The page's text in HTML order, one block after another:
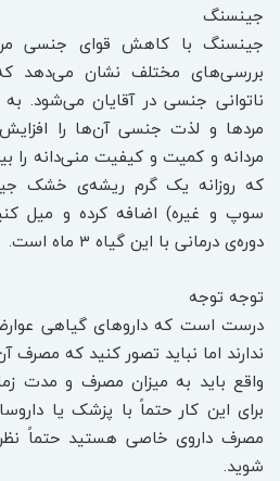
جینسنگ
جینسنگ با کاهش قوای جنسی
بررسی‌های مختلف نشان می‌دهد که
ناتوانی جنسی در آقایان می‌شود.
مردها و لذت جنسی آن‌ها را
مردانه و کمیت و کیفیت منی‌دانه
که روزانه یک گرم ریشه‌ی خشک
سوپ و غیره) اضافه کرده و میل
دوره‌ی درمانی با این گیاه ۳ ماه است.
توجه توجه
درست است که داروهای گیاهی
ندارند اما نباید تصور کنید که مصرف
واقع باید به میزان مصرف و مدت
برای این کار حتماً با پزشک یا
مصرف داروی خاصی هستید حتماً
شوید.